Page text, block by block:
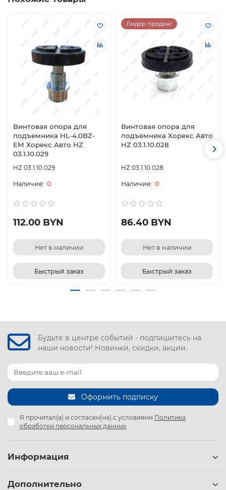
Винтовая опора для
подъемника HL-4.0BZ-
EM Хорекс Авто HZ
03.1.10.029
HZ 03.1.10.029
0
112.00 BYN
Нет в наличии
Быстрый заказ
Лидер продаж!
Винтовая опора для
подъемника Хорекс Авто
HZ 03.1.10.028
HZ 03.1.10.028
0
86.40 BYN
Нет в наличии
Быстрый заказ
Будьте в центре событий - подпишитесь на
наши новости! Новинки, скидки, акции.
Оформить подписку
Я прочитал(а) и согласен(на) с условиями Политика
обработки персональных данных
Информация
Дополнительно